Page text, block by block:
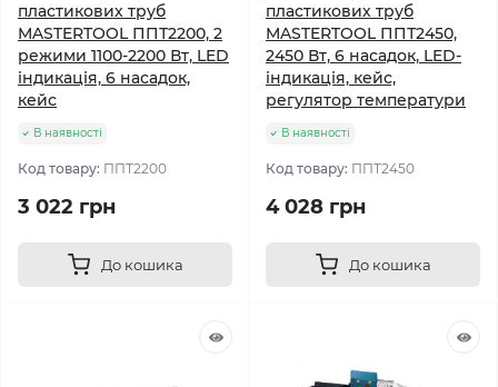
пластикових труб
MASTERTOOL ППТ2200, 2
режими 1100-2200 Вт, LED
індикація, 6 насадок,
кейс
В наявності
Код товару: ППТ2200
3 022 грн
До кошика
пластикових труб
MASTERTOOL ППТ2450,
2450 Вт, 6 насадок, LED-
індикація, кейс,
регулятор температури
В наявності
Код товару: ППТ2450
4 028 грн
До кошика